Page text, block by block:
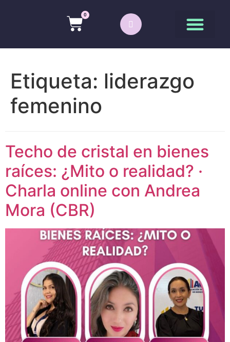
0
Etiqueta: liderazgo
femenino
Techo de cristal en bienes
raíces: ¿Mito o realidad? ·
Charla online con Andrea
Mora (CBR)